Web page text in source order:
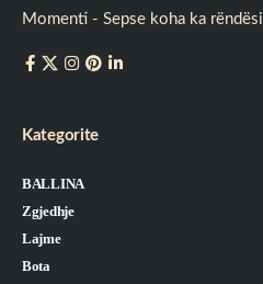
Momenti - Sepse koha ka rëndësi
Kategorite
BALLINA
Zgjedhje
Lajme
Bota